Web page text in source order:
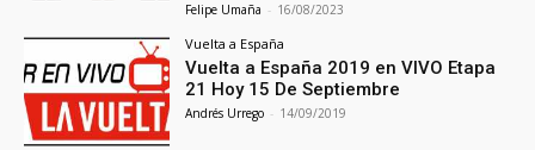
Felipe Umaña - 16/08/2023
Vuelta a España
Vuelta a España 2019 en VIVO Etapa
21 Hoy 15 De Septiembre
Andrés Urrego - 14/09/2019